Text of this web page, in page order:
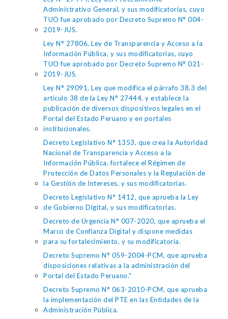
Administrativo General, y sus modificatorias, cuyo
TUO fue aprobado por Decreto Supremo N° 004-
2019-JUS.
Ley N° 27806, Ley de Transparencia y Acceso a la
Información Pública, y sus modificatorias, cuyo
TUO fue aprobado por Decreto Supremo N° 021-
2019-JUS.
Ley N° 29091, Ley que modifica el párrafo 38.3 del
artículo 38 de la Ley N° 27444, y establece la
publicación de diversos dispositivos legales en el
Portal del Estado Peruano y en portales
institucionales.
Decreto Legislativo N° 1353, que crea la Autoridad
Nacional de Transparencia y Acceso a la
Información Pública, fortalece el Régimen de
Protección de Datos Personales y la Regulación de
la Gestión de Intereses, y sus modificatorias.
Decreto Legislativo N° 1412, que aprueba la Ley
de Gobierno Digital, y sus modificatorias.
Decreto de Urgencia N° 007-2020, que aprueba el
Marco de Confianza Digital y dispone medidas
para su fortalecimiento, y su modificatoria.
Decreto Supremo N° 059-2004-PCM, que aprueba
disposiciones relativas a la administración del
Portal del Estado Peruano."
Decreto Supremo N° 063-2010-PCM, que aprueba
la implementación del PTE en las Entidades de la
Administración Pública.